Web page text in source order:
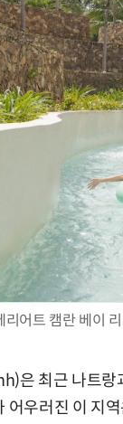
리어트 캠란 베이
은 최근 나트
어우러진 이 지